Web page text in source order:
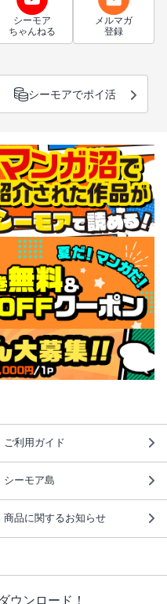
シーモア
ちゃんねる
メルマガ
登録
シーモアでポイ活
ご利用ガイド
シーモア島
商品に関するお知らせ
ウンロード！